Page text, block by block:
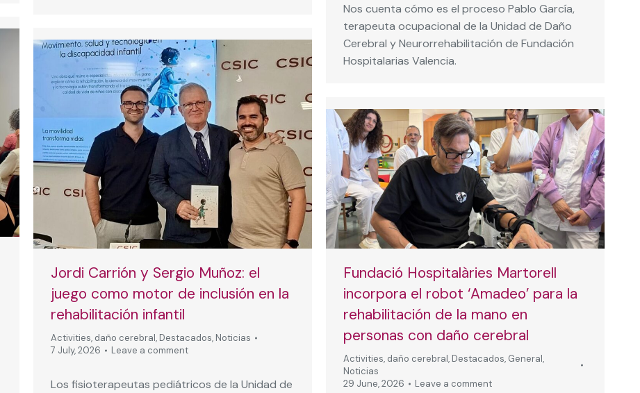
Nos cuenta cómo es el proceso Pablo García,
terapeuta ocupacional de la Unidad de Daño
Cerebral y Neurorrehabilitación de Fundación
Hospitalarias Valencia.
Jordi Carrión y Sergio Muñoz: el
juego como motor de inclusión en la
rehabilitación infantil
Activities, daño cerebral, Destacados, Noticias
7 July, 2026
Leave a comment
Los fisioterapeutas pediátricos de la Unidad de
Fundació Hospitalàries Martorell
incorpora el robot ‘Amadeo’ para la
rehabilitación de la mano en
personas con daño cerebral
Activities, daño cerebral, Destacados, General,
Noticias
29 June, 2026
Leave a comment